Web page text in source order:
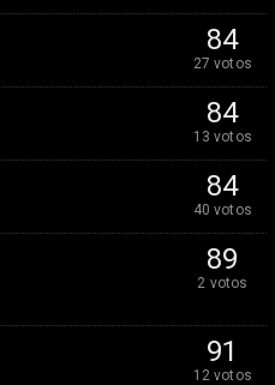
84
27 votos
84
13 votos
84
40 votos
89
2 votos
91
12 votos